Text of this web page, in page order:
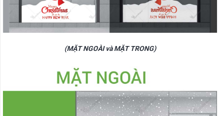
(MẶT NGOÀI và MẶT TRONG)